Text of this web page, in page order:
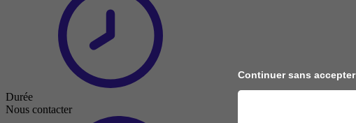
Durée
Nous contacter
Continuer sans accepter